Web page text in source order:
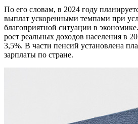
По его словам, в 2024 году
выплат ускоренными темпами при
благоприятной ситуации в
рост реальных доходов населения в
3,5%. В части пенсий установлена
зарплаты по стране.